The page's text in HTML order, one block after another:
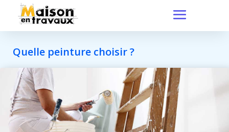
Quelle peinture choisir ?